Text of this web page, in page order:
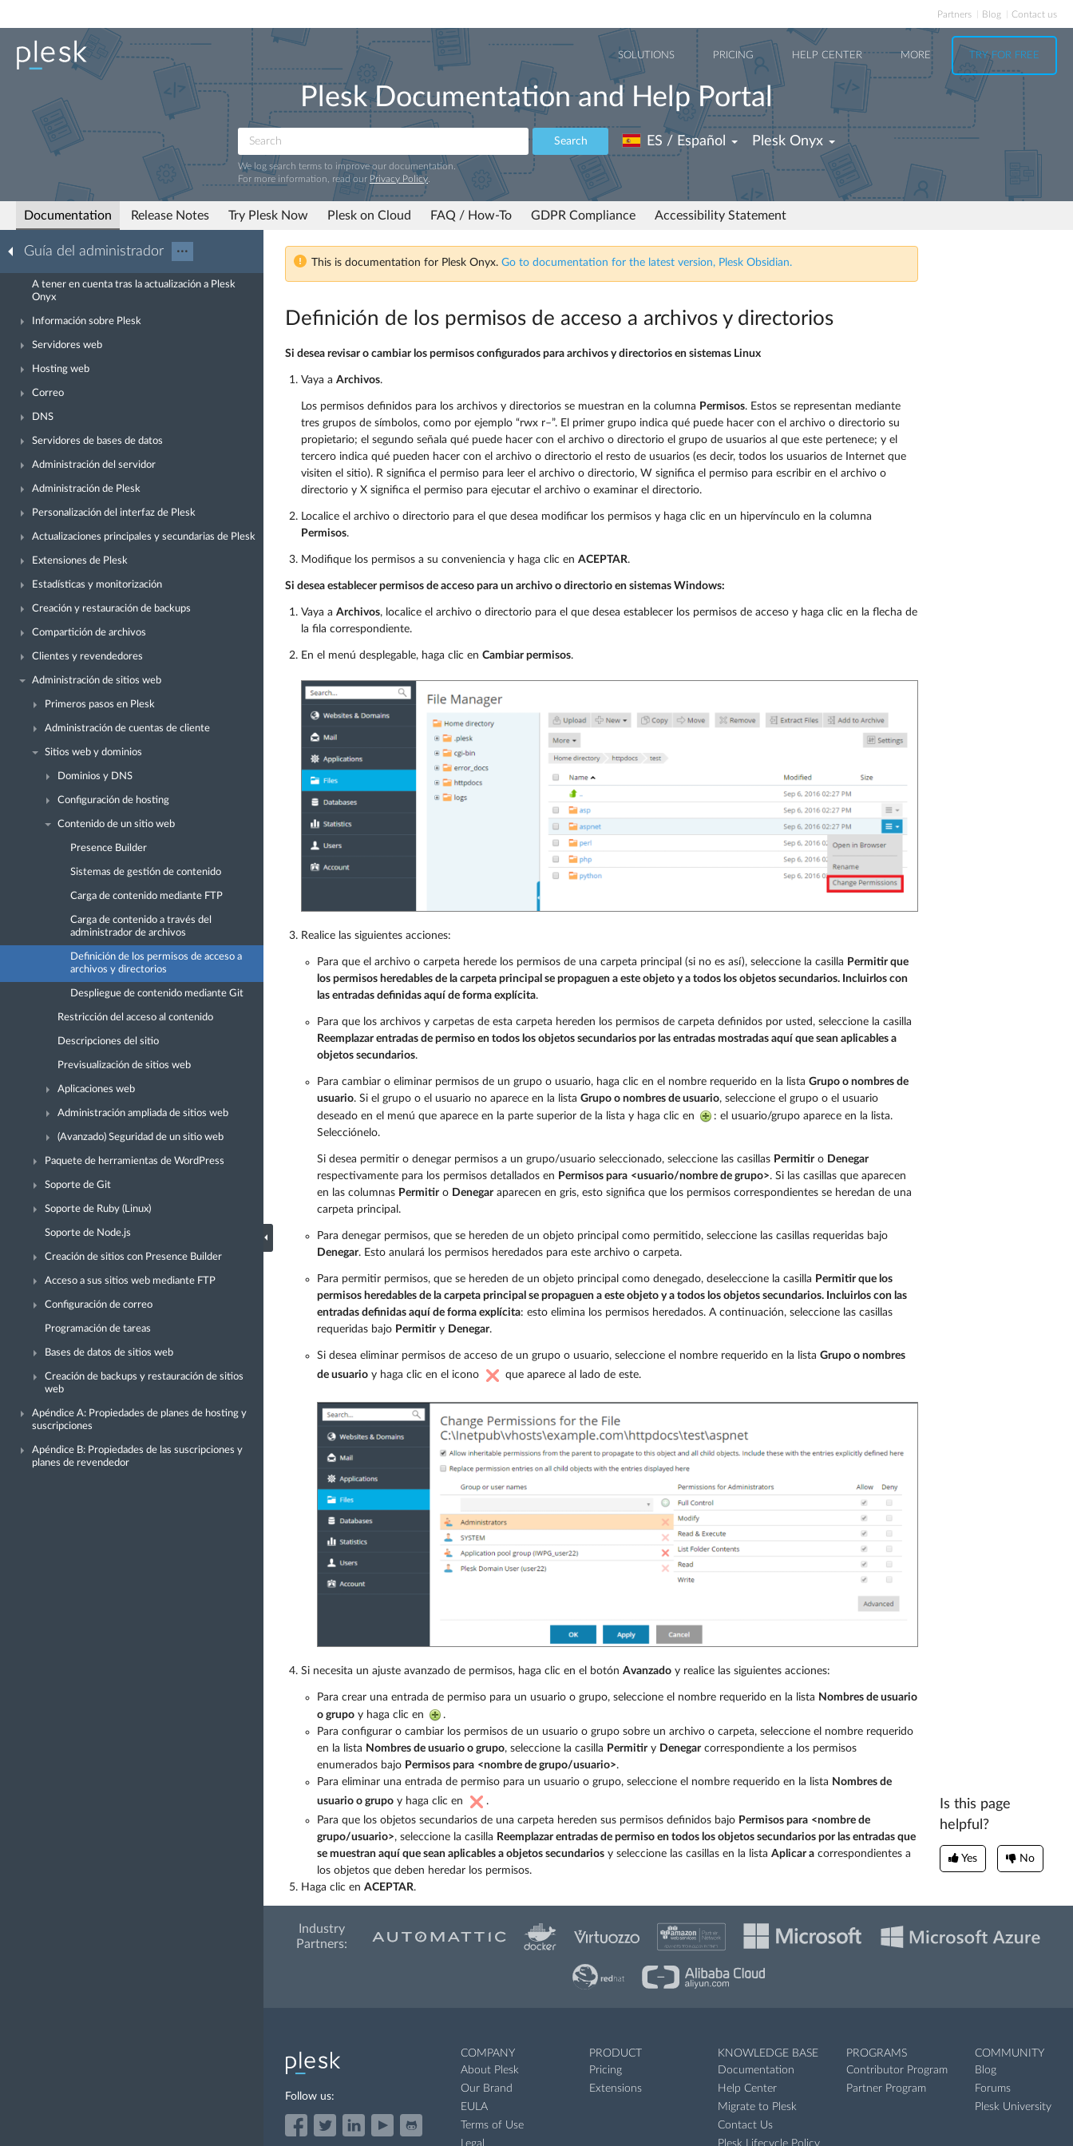
Partners Blog Contact us
SOLUTIONS PRICING HELP CENTER MORE TRY FOR FREE
Plesk Documentation and Help Portal
Search
We log search terms to improve our documentation.
For more information, read our Privacy Policy
ES / Español Plesk Onyx
Documentation Release Notes Try Plesk Now Plesk on Cloud FAQ / How-To GDPR Compliance Accessibility Statement
Guía del administrador ···
A tener en cuenta tras la actualización a Plesk
Onyx
Información sobre Plesk
Servidores web
Hosting web
Correo
DNS
Servidores de bases de datos
Administración del servidor
Administración de Plesk
Personalización del interfaz de Plesk
Actualizaciones principales y secundarias de Plesk
Extensiones de Plesk
Estadísticas y monitorización
Creación y restauración de backups
Compartición de archivos
Clientes y revendedores
Administración de sitios web
Primeros pasos en Plesk
Administración de cuentas de cliente
Sitios web y dominios
Dominios y DNS
Configuración de hosting
Contenido de un sitio web
Presence Builder
Sistemas de gestión de contenido
Carga de contenido mediante FTP
Carga de contenido a través del
administrador de archivos
Definición de los permisos de acceso a
archivos y directorios
Despliegue de contenido mediante Git
Restricción del acceso al contenido
Descripciones del sitio
Previsualización de sitios web
Aplicaciones web
Administración ampliada de sitios web
(Avanzado) Seguridad de un sitio web
Paquete de herramientas de WordPress
Soporte de Git
Soporte de Ruby (Linux)
Soporte de Node.js
Creación de sitios con Presence Builder
Acceso a sus sitios web mediante FTP
Configuración de correo
Programación de tareas
Bases de datos de sitios web
Creación de backups y restauración de sitios
web
Apéndice A: Propiedades de planes de hosting y
suscripciones
Apéndice B: Propiedades de las suscripciones y
planes de revendedor
This is documentation for Plesk Onyx. Go to documentation for the latest version, Plesk Obsidian.
Definición de los permisos de acceso a archivos y directorios
Si desea revisar o cambiar los permisos configurados para archivos y directorios en sistemas Linux
Vaya a Archivos.
Los permisos definidos para los archivos y directorios se muestran en la columna Permisos. Estos se representan mediante
tres grupos de símbolos, como por ejemplo “rwx r–”. El primer grupo indica qué puede hacer con el archivo o directorio su
propietario; el segundo señala qué puede hacer con el archivo o directorio el grupo de usuarios al que este pertenece; y el
tercero indica qué pueden hacer con el archivo o directorio el resto de usuarios (es decir, todos los usuarios de Internet que
visiten el sitio). R significa el permiso para leer el archivo o directorio, W significa el permiso para escribir en el archivo o
directorio y X significa el permiso para ejecutar el archivo o examinar el directorio.
Localice el archivo o directorio para el que desea modificar los permisos y haga clic en un hipervínculo en la columna
Permisos.
Modifique los permisos a su conveniencia y haga clic en ACEPTAR.
Si desea establecer permisos de acceso para un archivo o directorio en sistemas Windows:
Vaya a Archivos, localice el archivo o directorio para el que desea establecer los permisos de acceso y haga clic en la flecha de
la fila correspondiente.
En el menú desplegable, haga clic en Cambiar permisos.
Realice las siguientes acciones:
Para que el archivo o carpeta herede los permisos de una carpeta principal (si no es así), seleccione la casilla Permitir que
los permisos heredables de la carpeta principal se propaguen a este objeto y a todos los objetos secundarios. Incluirlos con
las entradas definidas aquí de forma explícita.
Para que los archivos y carpetas de esta carpeta hereden los permisos de carpeta definidos por usted, seleccione la casilla
Reemplazar entradas de permiso en todos los objetos secundarios por las entradas mostradas aquí que sean aplicables a
objetos secundarios.
Para cambiar o eliminar permisos de un grupo o usuario, haga clic en el nombre requerido en la lista Grupo o nombres de
usuario. Si el grupo o el usuario no aparece en la lista Grupo o nombres de usuario, seleccione el grupo o el usuario
deseado en el menú que aparece en la parte superior de la lista y haga clic en
: el usuario/grupo aparece en la lista.
Selecciónelo.
Si desea permitir o denegar permisos a un grupo/usuario seleccionado, seleccione las casillas Permitiro Denegar
respectivamente para los permisos detallados en Permisos para <usuario/nombre de grupo>. Si las casillas que aparecen
en las columnas Permitiro Denegaraparecen en gris, esto significa que los permisos correspondientes se heredan de una
carpeta principal.
Para denegar permisos, que se hereden de un objeto principal como permitido, seleccione las casillas requeridas bajo
Denegar. Esto anulará los permisos heredados para este archivo o carpeta.
Para permitir permisos, que se hereden de un objeto principal como denegado, deseleccione la casilla Permitir que los
permisos heredables de la carpeta principal se propaguen a este objeto y a todos los objetos secundarios. Incluirlos con las
entradas definidas aquí de forma explícita: esto elimina los permisos heredados. A continuación, seleccione las casillas
requeridas bajo Permitiry Denegar.
Si desea eliminar permisos de acceso de un grupo o usuario, seleccione el nombre requerido en la lista Grupo o nombres
de usuario y haga clic en el icono que aparece al lado de este.
Si necesita un ajuste avanzado de permisos, haga clic en el botón Avanzado y realice las siguientes acciones:
Para crear una entrada de permiso para un usuario o grupo, seleccione el nombre requerido en la lista Nombres de usuario
o grupo y haga clic en
.
Para configurar o cambiar los permisos de un usuario o grupo sobre un archivo o carpeta, seleccione el nombre requerido
en la lista Nombres de usuario o grupo, seleccione la casilla Permitiry Denegarcorrespondiente a los permisos
enumerados bajo Permisos para <nombre de grupo/usuario>.
Para eliminar una entrada de permiso para un usuario o grupo, seleccione el nombre requerido en la lista Nombres de
usuario o grupo y haga clic en
.
Para que los objetos secundarios de una carpeta hereden sus permisos definidos bajo Permisos para <nombre de
grupo/usuario>, seleccione la casilla Reemplazar entradas de permiso en todos los objetos secundarios por las entradas que
se muestran aquí que sean aplicables a objetos secundarios y seleccione las casillas en la lista Aplicar a correspondientes a
los objetos que deben heredar los permisos.
Haga clic en ACEPTAR.
Is this page
helpful?
Yes No
Industry
Partners:
Follow us:
COMPANY
About Plesk
Our Brand
EULA
Terms of Use
Legal
PRODUCT
Pricing
Extensions
KNOWLEDGE BASE
Documentation
Help Center
Migrate to Plesk
Contact Us
Plesk Lifecycle Policy
PROGRAMS
Contributor Program
Partner Program
COMMUNITY
Blog
Forums
Plesk University